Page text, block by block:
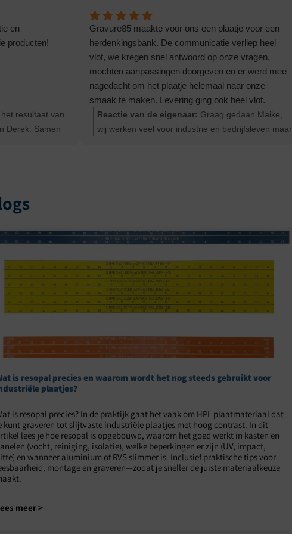
en
producten!
resultaat van
Derek. Samen
Gravure85 maakte voor ons een plaatje voor een
herdenkingsbank. De communicatie verliep heel
vlot, we kregen snel antwoord op onze vragen,
mochten aanpassingen doorgeven en er werd mee
nagedacht om het plaatje helemaal naar onze
smaak te maken. Levering ging ook heel vlot.
Dankjewel!
Reactie van de eigenaar: Graag gedaan Maike,
wij werken veel voor industrie en bedrijfsleven maar
is resopal precies en waarom wordt het nog steeds gebruikt voor
plaatjes?
is resopal precies? In de praktijk gaat het vaak om HPL plaatmateriaal dat
kunt graveren tot slijtvaste industriële plaatjes met hoog contrast. In dit
lees je hoe resopal is opgebouwd, waarom het goed werkt in kasten en
(vocht, reiniging, isolatie), welke beperkingen er zijn (UV, impact,
en wanneer aluminium of RVS slimmer is. Inclusief praktische tips voor
montage en graveren—zodat je sneller de juiste materiaalkeuze
meer >